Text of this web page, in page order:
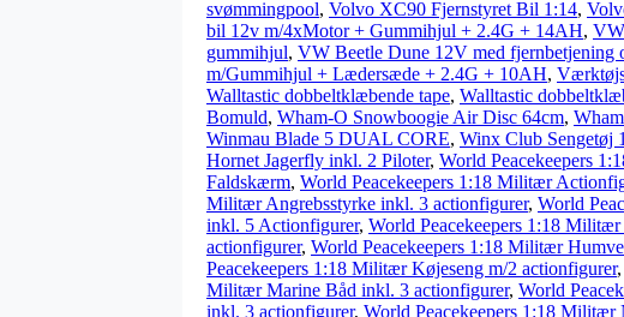
svømmingpool, Volvo XC90 Fjernstyret Bil 1:14,
bil 12v m/4xMotor + Gummihjul + 2.4G + 14AH,
gummihjul, VW Beetle Dune 12V med fjernbetjening
m/Gummihjul + Lædersæde + 2.4G + 10AH,
Walltastic dobbeltklæbende tape, Walltastic
Bomuld, Wham-O Snowboogie Air Disc 64cm,
Winmau Blade 5 DUAL CORE, Winx Club Sengetøj
Hornet Jagerfly inkl. 2 Piloter, World Peacekeepers
Faldskærm, World Peacekeepers 1:18 Militær
Militær Angrebsstyrke inkl. 3 actionfigurer, World
inkl. 5 Actionfigurer, World Peacekeepers 1:18
actionfigurer, World Peacekeepers 1:18 Militær
Peacekeepers 1:18 Militær Køjeseng m/2 actionfigurer,
Militær Marine Båd inkl. 3 actionfigurer, World
inkl. 3 actionfigurer, World Peacekeepers 1:18 Militær